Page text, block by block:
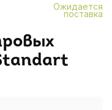
Ожидается
поставка